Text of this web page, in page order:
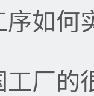
序如何
的很